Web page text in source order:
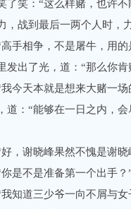
笑：“这么样赌，也许不
，战到最后一两个人时，
相争，不是屠牛，用的
出了光，道：“那么你肯
天本就是想来大赌一场
：“能够在一日之内，会
谢晓峰果然不愧是谢晓
不是准备第一个出手？
道三少爷一向不屑与